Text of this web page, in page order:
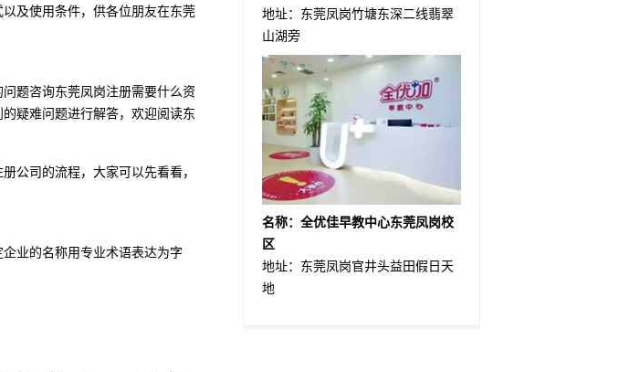
及使用条件，供各位朋友在东莞
题咨询东莞凤岗注册需要什么资
疑难问题进行解答，欢迎阅读东
公司的流程，大家可以先看看，
业的名称用专业术语表达为字
地址：东莞凤岗竹塘东深二线翡翠
山湖旁
名称：全优佳早教中心东莞凤岗校
区
地址：东莞凤岗官井头益田假日天
地